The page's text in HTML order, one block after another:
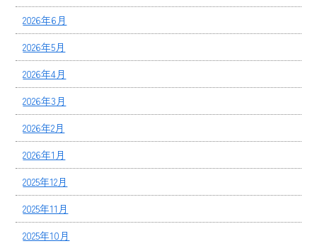
2026年6月
2026年5月
2026年4月
2026年3月
2026年2月
2026年1月
2025年12月
2025年11月
2025年10月